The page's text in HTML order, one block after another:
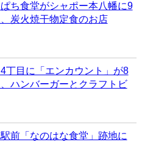
ぱち食堂がシャポー本八幡に9
炭火焼干物定食のお店
4丁目に「エンカウント」が8
ハンバーガーとクラフトビ
駅前「なのはな食堂」跡地に